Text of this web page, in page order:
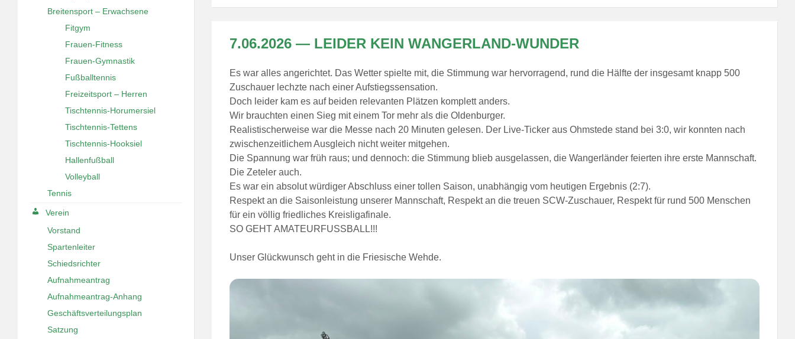
7.06.2026 — LEIDER KEIN WANGERLAND-WUNDER
Es war alles angerichtet. Das Wetter spielte mit, die Stimmung war hervorragend, rund die Hälfte der insgesamt knapp 500
Zuschauer lechzte nach einer Aufstiegssensation.
Doch leider kam es auf beiden relevanten Plätzen komplett anders.
Wir brauchten einen Sieg mit einem Tor mehr als die Oldenburger.
Realistischerweise war die Messe nach 20 Minuten gelesen. Der Live-Ticker aus Ohmstede stand bei 3:0, wir konnten nach
zwischenzeitlichem Ausgleich nicht weiter mitgehen.
Die Spannung war früh raus; und dennoch: die Stimmung blieb ausgelassen, die Wangerländer feierten ihre erste Mannschaft.
Die Zeteler auch.
Es war ein absolut würdiger Abschluss einer tollen Saison, unabhängig vom heutigen Ergebnis (2:7).
Respekt an die Saisonleistung unserer Mannschaft, Respekt an die treuen SCW-Zuschauer, Respekt für rund 500 Menschen
für ein völlig friedliches Kreisligafinale.
SO GEHT AMATEURFUSSBALL!!!
Unser Glückwunsch geht in die Friesische Wehde.
Breitensport – Erwachsene
Fitgym
Frauen-Fitness
Frauen-Gymnastik
Fußballtennis
Freizeitsport – Herren
Tischtennis-Horumersiel
Tischtennis-Tettens
Tischtennis-Hooksiel
Hallenfußball
Volleyball
Tennis
Verein
Vorstand
Spartenleiter
Schiedsrichter
Aufnahmeantrag
Aufnahmeantrag-Anhang
Geschäftsverteilungsplan
Satzung